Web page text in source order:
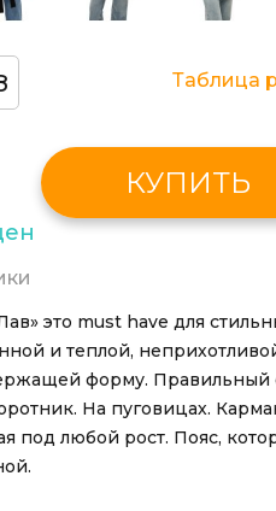
Таблица
КУПИТЬ
это must have для
и теплой,
форму. Правильный
На пуговицах.
под любой рост. Пояс,